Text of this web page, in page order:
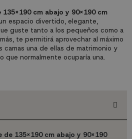
135x190 cm abajo y 90x190 cm
espacio divertido, elegante,
guste tanto a los pequeños como a
te permitirá aprovechar al máximo
una de ellas de matrimonio y
que normalmente ocuparía una.
de 135x190 cm abajo y 90x190